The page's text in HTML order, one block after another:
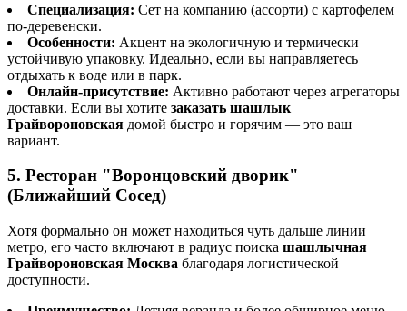
Специализация: Сет на компанию (ассорти) с картофелем
по-деревенски.
Особенности: Акцент на экологичную и термически
устойчивую упаковку. Идеально, если вы направляетесь
отдыхать к воде или в парк.
Онлайн-присутствие: Активно работают через агрегаторы
доставки. Если вы хотите заказать шашлык
Грайвороновская домой быстро и горячим — это ваш
вариант.
5. Ресторан "Воронцовский дворик"
(Ближайший Сосед)
Хотя формально он может находиться чуть дальше линии
метро, его часто включают в радиус поиска шашлычная
Грайвороновская Москва благодаря логистической
доступности.